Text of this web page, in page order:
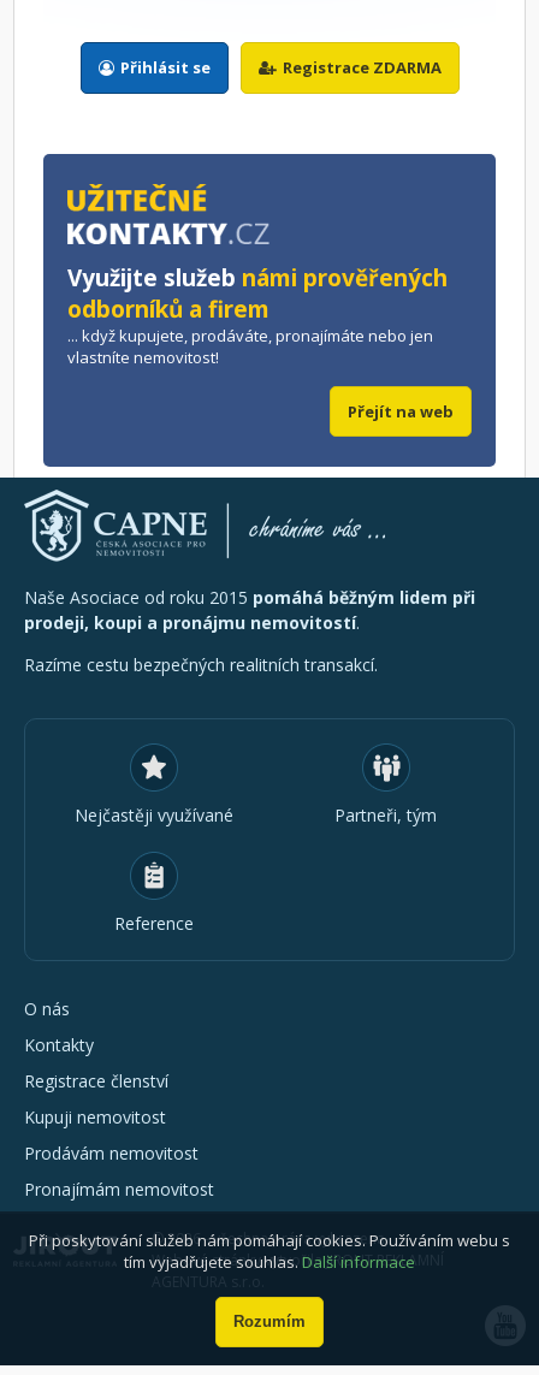
Přihlásit se Registrace ZDARMA
Využijte služeb námi prověřených
odborníků a firem
... když kupujete, prodáváte, pronajímáte nebo jen
vlastníte nemovitost!
Přejít na web
Naše Asociace od roku 2015 pomáhá běžným lidem při
prodeji, koupi a pronájmu nemovitostí.
Razíme cestu bezpečných realitních transakcí.
Nejčastěji využívané Partneři, tým
Reference
O nás
Kontakty
Registrace členství
Kupuji nemovitost
Prodávám nemovitost
Pronajímám nemovitost
© 2026 - všechna práva vyhrazena
Webové stránky vytvořila JIROUT REKLAMNÍ
Při poskytování služeb nám pomáhají cookies. Používáním webu s
tím vyjadřujete souhlas. Další informace
Rozumím